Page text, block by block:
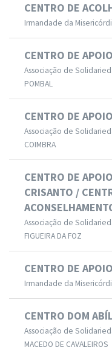
CENTRO DE
Irmandade da
CENTRO DE
Associação de
POMBAL
CENTRO DE
Associação de
COIMBRA
CENTRO DE
CRISANTO /
Associação de
FIGUEIRA DA FOZ
CENTRO DE
Irmandade da
CENTRO DOM
Associação de
MACEDO DE CAVALEIROS